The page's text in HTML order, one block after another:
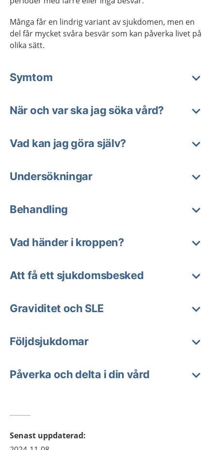
Många får en lindrig variant av sjukdomen, men en
del får mycket svåra besvär som kan påverka livet på
olika sätt.
Symtom
När och var ska jag söka vård?
Vad kan jag göra själv?
Undersökningar
Behandling
Vad händer i kroppen?
Att få ett sjukdomsbesked
Graviditet och SLE
Följdsjukdomar
Påverka och delta i din vård
Senast uppdaterad: